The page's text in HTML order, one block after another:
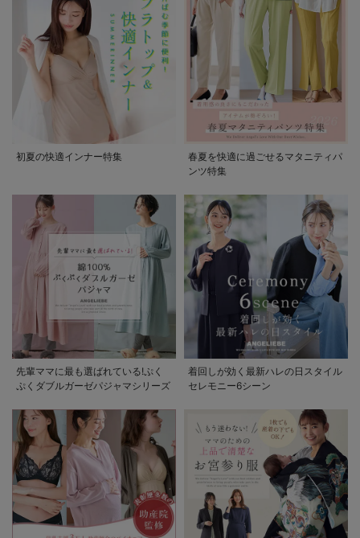
初夏の快適インナー特集
春夏を快適に過ごせるマタニティパ
ンツ特集
先輩ママに最も選ばれている!ぷく
ぷくダブルガーゼパジャマシリーズ
着回しが効く最新ハレの日スタイル
セレモニー6シーン